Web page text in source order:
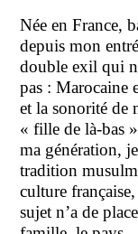
Née en France,
depuis mon
double exil qui
pas : Marocaine
et la sonorité de
« fille de là-bas »
ma génération,
tradition
culture
sujet n’a de